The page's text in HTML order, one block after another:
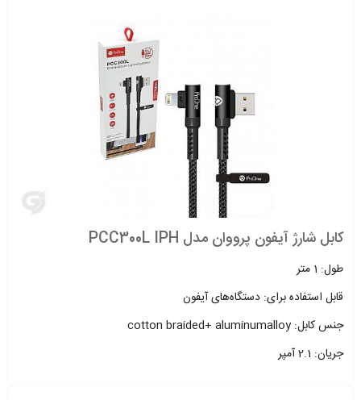
کابل شارژ آیفون پرووان مدل PCC300L IPH
طول: 1 متر
قابل استفاده برای: دستگاه‌های آیفون
جنس کابل: cotton braided+ aluminumalloy
جریان: 2.1 آمپر